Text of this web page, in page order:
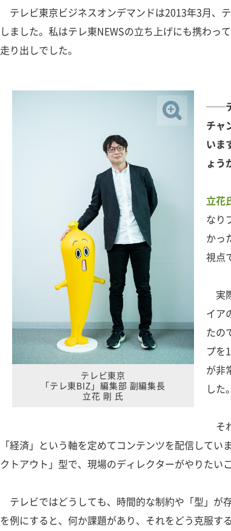
テレビ東京ビジネスオンデマンドは2013年3月、
しました。私はテレ東NEWSの立ち上げにも携わっ
走り出しでした。
テレビ東京
「テレ東BIZ」編集部 副編集長
立花 剛 氏
──テ
チャ
いま
ょう
立花
なり
かっ
視点
実
イア
たの
プを
が非
した。
そ
「経済」という軸を定めてコンテンツを配信して
クトアウト」型で、現場のディレクターがやりたい
テレビではどうしても、時間的な制約や「型」が
を例にすると、何か課題があり、それをどう克服